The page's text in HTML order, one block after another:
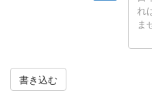
書き込む